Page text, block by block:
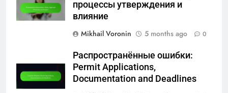
процессы утверждения и
влияние
Mikhail Voronin
5 months ago 0
Распространённые ошибки:
Permit Applications,
Documentation and Deadlines